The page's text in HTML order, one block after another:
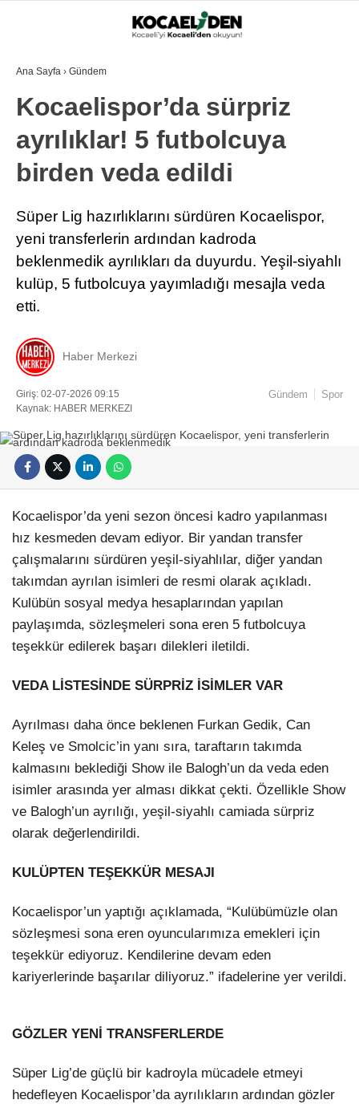
Ana Sayfa › Gündem
Kocaelispor’da sürpriz
ayrılıklar! 5 futbolcuya
birden veda edildi
Süper Lig hazırlıklarını sürdüren Kocaelispor,
yeni transferlerin ardından kadroda
beklenmedik ayrılıkları da duyurdu. Yeşil-siyahlı
kulüp, 5 futbolcuya yayımladığı mesajla veda
etti.
Haber Merkezi
Giriş: 02-07-2026 09:15
Kaynak: HABER MERKEZI
Gündem Spor
Kocaelispor’da yeni sezon öncesi kadro yapılanması
hız kesmeden devam ediyor. Bir yandan transfer
çalışmalarını sürdüren yeşil-siyahlılar, diğer yandan
takımdan ayrılan isimleri de resmi olarak açıkladı.
Kulübün sosyal medya hesaplarından yapılan
paylaşımda, sözleşmeleri sona eren 5 futbolcuya
teşekkür edilerek başarı dilekleri iletildi.
VEDA LİSTESİNDE SÜRPRİZ İSİMLER VAR
Ayrılması daha önce beklenen Furkan Gedik, Can
Keleş ve Smolcic’in yanı sıra, taraftarın takımda
kalmasını beklediği Show ile Balogh’un da veda eden
isimler arasında yer alması dikkat çekti. Özellikle Show
ve Balogh’un ayrılığı, yeşil-siyahlı camiada sürpriz
olarak değerlendirildi.
KULÜPTEN TEŞEKKÜR MESAJI
Kocaelispor’un yaptığı açıklamada, “Kulübümüzle olan
sözleşmesi sona eren oyuncularımıza emekleri için
teşekkür ediyoruz. Kendilerine devam eden
kariyerlerinde başarılar diliyoruz.” ifadelerine yer verildi.
GÖZLER YENİ TRANSFERLERDE
Süper Lig’de güçlü bir kadroyla mücadele etmeyi
hedefleyen Kocaelispor’da ayrılıkların ardından gözler